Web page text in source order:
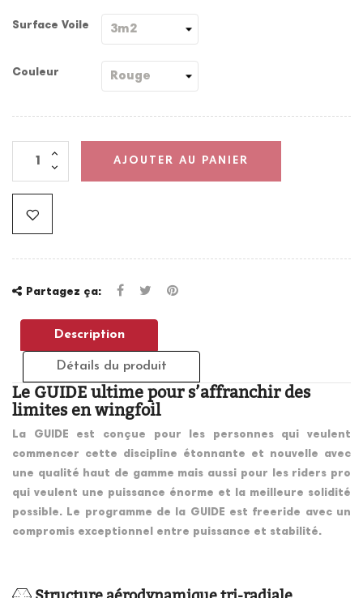
Surface Voile
Couleur
AJOUTER AU PANIER
Partagez ça:
Description
Détails du produit
Le GUIDE ultime pour s’affranchir des
limites en wingfoil
La GUIDE est conçue pour les personnes qui veulent
commencer cette discipline étonnante et nouvelle avec
une qualité haut de gamme mais aussi pour les riders pro
qui veulent une puissance énorme et la meilleure solidité
possible. Le programme de la GUIDE est freeride avec un
compromis exceptionnel entre puissance et stabilité.